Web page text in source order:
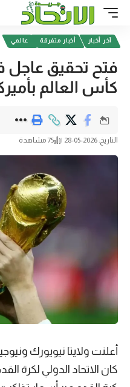
آخر أخبار أخبار متفرقة عالمي
فتح تحقيق عاجل
كأس العالم
التاريخ: 2026-05-28 75 مشاهدة
أعلنت ولايتا نيويورك
كان الاتحاد الدولي لكرة